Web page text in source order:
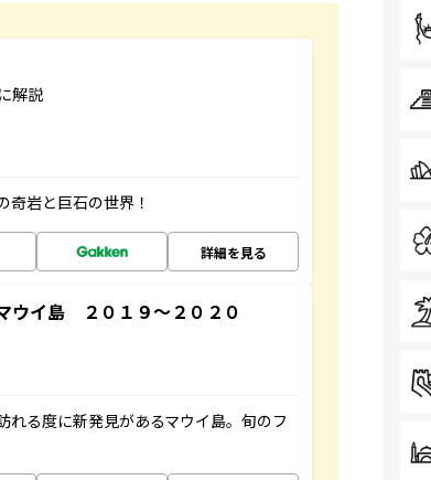
解説
奇岩と巨石の世界！
詳細を見る
イ島 ２０１９～２０２０
る度に新発見があるマウイ島。旬のフ